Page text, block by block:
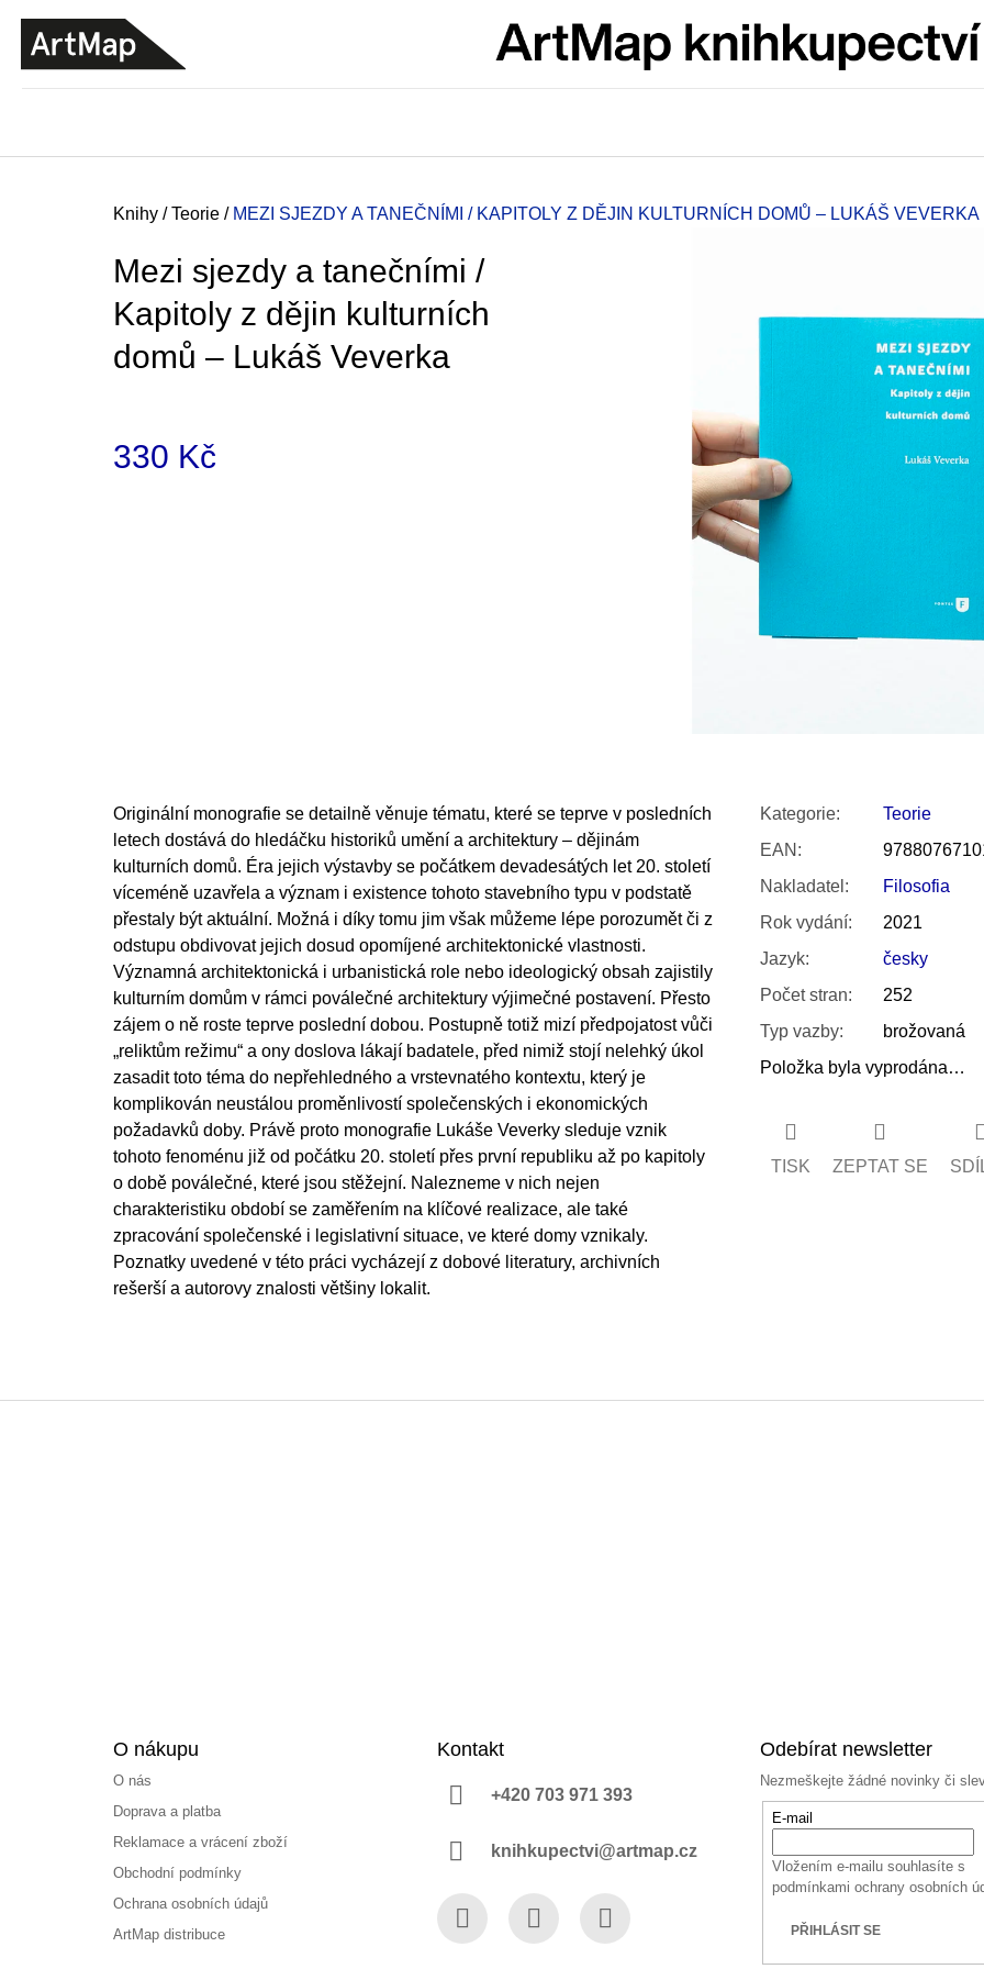
Domů
Knihy / Teorie / MEZI SJEZDY A TANEČNÍMI / KAPITOLY Z DĚJIN KULTURNÍCH DOMŮ – LUKÁŠ VEVERKA
Mezi sjezdy a tanečními /
Kapitoly z dějin kulturních
domů – Lukáš Veverka
330 Kč
Originální monografie se detailně věnuje tématu, které se teprve v posledních
letech dostává do hledáčku historiků umění a architektury – dějinám
kulturních domů. Éra jejich výstavby se počátkem devadesátých let 20. století
víceméně uzavřela a význam i existence tohoto stavebního typu v podstatě
přestaly být aktuální. Možná i díky tomu jim však můžeme lépe porozumět či z
odstupu obdivovat jejich dosud opomíjené architektonické vlastnosti.
Významná architektonická i urbanistická role nebo ideologický obsah zajistily
kulturním domům v rámci poválečné architektury výjimečné postavení. Přesto
zájem o ně roste teprve poslední dobou. Postupně totiž mizí předpojatost vůči
„reliktům režimu“ a ony doslova lákají badatele, před nimiž stojí nelehký úkol
zasadit toto téma do nepřehledného a vrstevnatého kontextu, který je
komplikován neustálou proměnlivostí společenských i ekonomických
požadavků doby. Právě proto monografie Lukáše Veverky sleduje vznik
tohoto fenoménu již od počátku 20. století přes první republiku až po kapitoly
o době poválečné, které jsou stěžejní. Nalezneme v nich nejen
charakteristiku období se zaměřením na klíčové realizace, ale také
zpracování společenské i legislativní situace, ve které domy vznikaly.
Poznatky uvedené v této práci vycházejí z dobové literatury, archivních
rešerší a autorovy znalosti většiny lokalit.
Kategorie:
Teorie
EAN :
Nakladatel :
Filosofia
Rok vydání:
2021
Jazyk:
česky
Počet stran:
252
Typ vazby:
brožovaná
Položka byla vyprodána…
TISK ZEPTAT SE
ZPĚT
DO
OBCHODU
ZPĚT
DO
OBCHODU
HLEDAT
ARTMAT KRABIČKA
VÝVAR
O nákupu
O nás
Doprava a platba
Reklamace a vrácení zboží
Obchodní podmínky
Ochrana osobních údajů
ArtMap distribuce
Kontakt
+420 703 971 393
knihkupectvi@artmap.cz
Odebírat newsletter
Nezmeškejte žádné novinky či
E-mail
Vložením e-mailu souhlasíte s
podmínkami ochrany osobních
PŘIHLÁSIT SE